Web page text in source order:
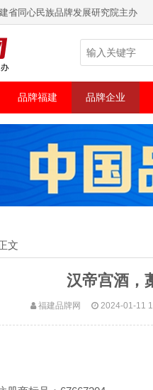
省同心民族品牌发展研究院主办
品牌福建 品牌企业
文
汉帝宫酒，
福建品牌网 2024-01-11